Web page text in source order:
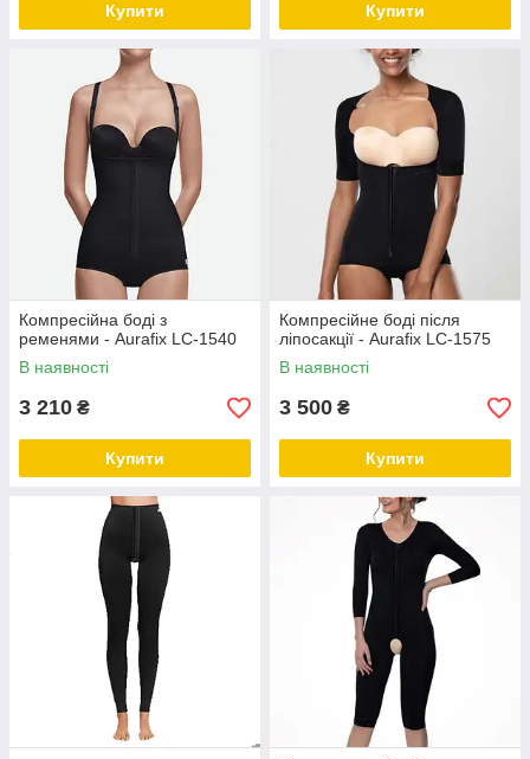
Купити Купити
Компресійна боді з
ременями - Aurafix LC-1540
В наявності
3 210 ₴
Купити
Компресійне боді після
ліпосакції - Aurafix LC-1575
В наявності
3 500 ₴
Купити